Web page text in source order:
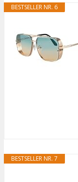
BESTSELLER NR. 6
BESTSELLER NR. 7